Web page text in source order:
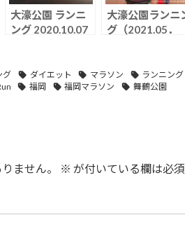
大濠公園 ランニ
ング 2020.10.07
大濠公園ランニ
グ（2021.05．
グ ダイエット マラソン ランニング
福岡 福岡マラソン 舞鶴公園
ません。 ※ が付いている欄は必